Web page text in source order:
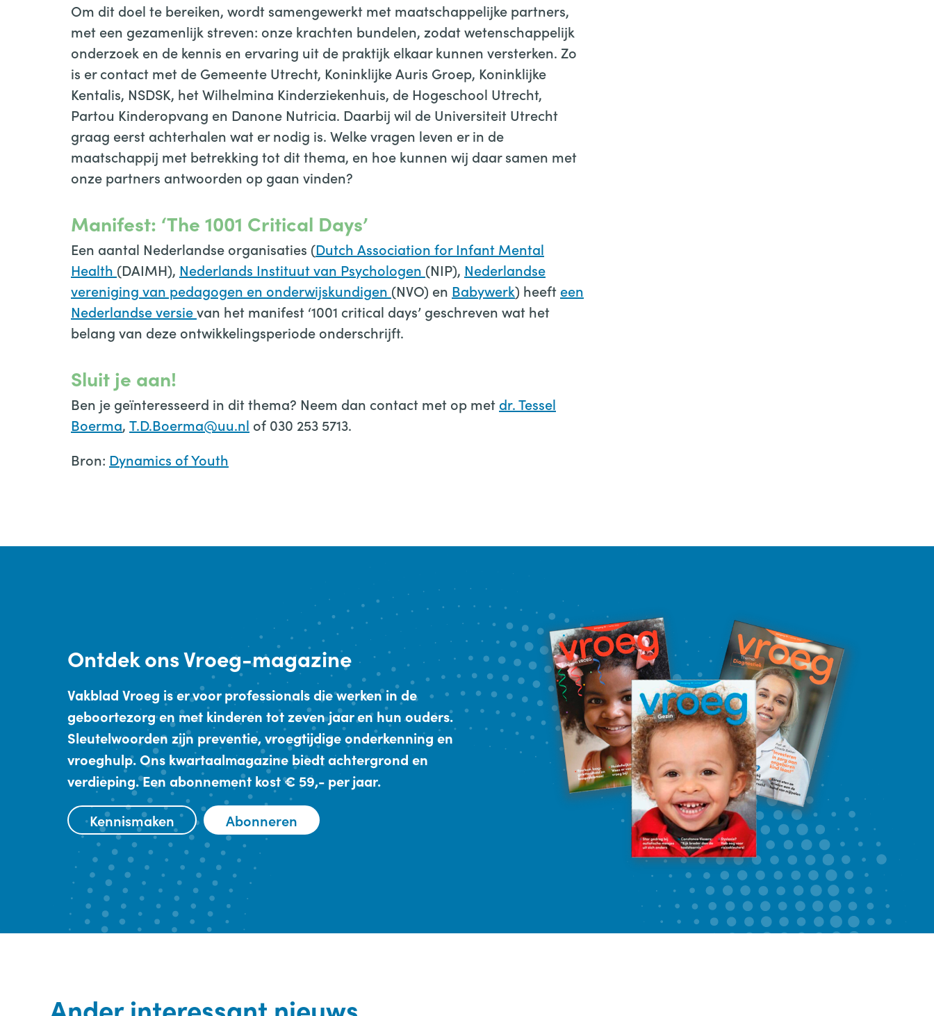
Om dit doel te bereiken, wordt samengewerkt met maatschappelijke partners,
met een gezamenlijk streven: onze krachten bundelen, zodat wetenschappelijk
onderzoek en de kennis en ervaring uit de praktijk elkaar kunnen versterken. Zo
is er contact met de Gemeente Utrecht, Koninklijke Auris Groep, Koninklijke
Kentalis, NSDSK, het Wilhelmina Kinderziekenhuis, de Hogeschool Utrecht,
Partou Kinderopvang en Danone Nutricia. Daarbij wil de Universiteit Utrecht
graag eerst achterhalen wat er nodig is. Welke vragen leven er in de
maatschappij met betrekking tot dit thema, en hoe kunnen wij daar samen met
onze partners antwoorden op gaan vinden?
Manifest: ‘The 1001 Critical Days’
Een aantal Nederlandse organisaties (Dutch Association for Infant Mental
Health (DAIMH), Nederlands Instituut van Psychologen (NIP), Nederlandse
vereniging van pedagogen en onderwijskundigen (NVO) en Babywerk) heeft een
Nederlandse versievan het manifest ‘1001 critical days’ geschreven wat het
belang van deze ontwikkelingsperiode onderschrijft.
Sluit je aan!
Ben je geïnteresseerd in dit thema? Neem dan contact met op met dr. Tessel
Boerma, T.D.Boerma@uu.nl of 030 253 5713.
Bron: Dynamics of Youth
Ontdekons Vroeg-magazine
Vakblad Vroeg is er voor professionals die werken in de
geboortezorg en met kinderen tot zeven jaar en hun ouders.
Sleutelwoorden zijn preventie, vroegtijdige onderkenning en
vroeghulp. Ons kwartaalmagazine biedt achtergrond en
verdieping. Een abonnement kost € 59,- per jaar.
Kennismaken Abonneren